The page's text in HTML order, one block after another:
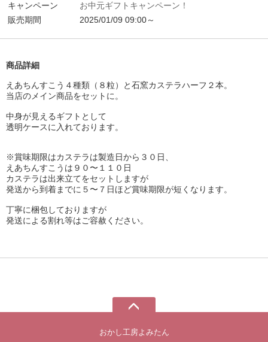
キャンペーン
お中元ギフトキャンペーン！
販売期間
2025/01/09 09:00～
商品詳細
えあちんすこう４種類（８粒）と石窯カステラハーフ２本。
当店のメイン商品をセットに。
中身が見えるギフトとして
透明ケースに入れております。
※賞味期限はカステラは製造日から３０日、
えあちんすこうは９０〜１１０日
カステラは出来立てをセットしますが
発送から到着までに５〜７日ほど賞味期限が短くなります。
丁寧に梱包しておりますが
発送による割れ等はご容赦ください。
おかし工房よみたん